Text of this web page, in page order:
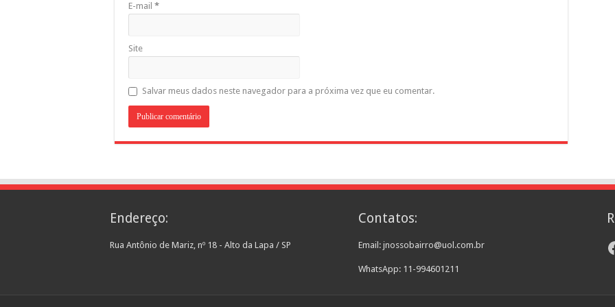
E-mail *
Site
Salvar meus dados neste navegador para a próxima vez que eu comentar.
Endereço:
Rua Antônio de Mariz, nº 18 - Alto da Lapa / SP
Contatos:
Email: jnossobairro@uol.com.br
WhatsApp: 11-994601211